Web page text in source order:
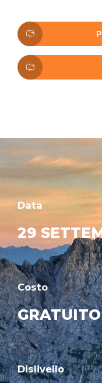
Data
29
Costo
GRATUITO
Dislivello